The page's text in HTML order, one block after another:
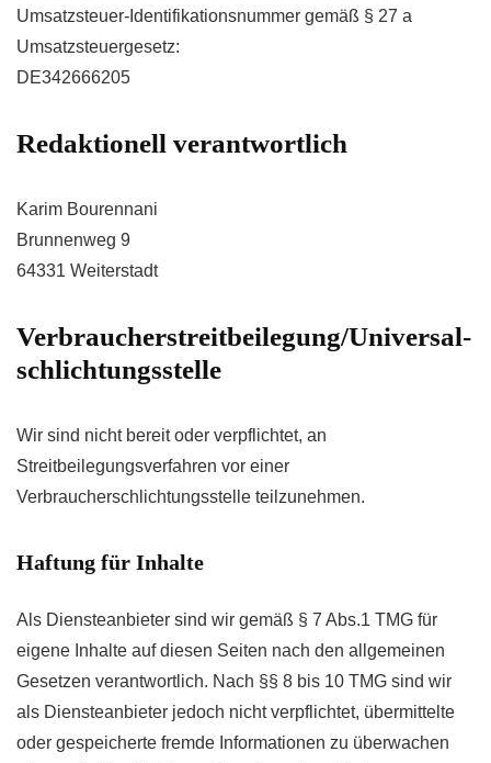
Umsatzsteuer-Identifikationsnummer gemäß § 27 a
Umsatzsteuergesetz:
DE342666205
Redaktionell verantwortlich
Karim Bourennani
Brunnenweg 9
64331 Weiterstadt
Verbraucher­streit­beilegung/Universal­
schlichtungs­stelle
Wir sind nicht bereit oder verpflichtet, an
Streitbeilegungsverfahren vor einer
Verbraucherschlichtungsstelle teilzunehmen.
Haftung für Inhalte
Als Diensteanbieter sind wir gemäß § 7 Abs.1 TMG für
eigene Inhalte auf diesen Seiten nach den allgemeinen
Gesetzen verantwortlich. Nach §§ 8 bis 10 TMG sind wir
als Diensteanbieter jedoch nicht verpflichtet, übermittelte
oder gespeicherte fremde Informationen zu überwachen